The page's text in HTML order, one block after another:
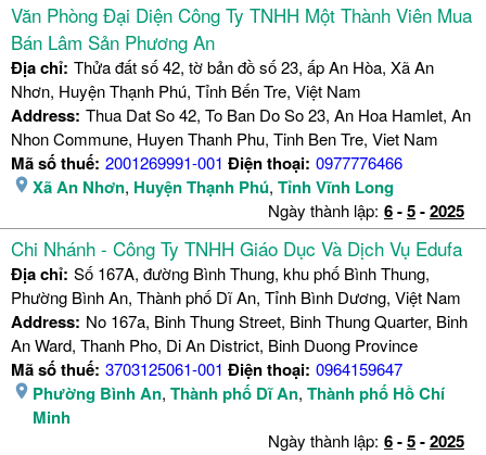
Văn Phòng Đại Diện Công Ty TNHH Một Thành Viên Mua
Bán Lâm Sản Phương An
Địa chỉ: Thửa đất số 42, tờ bản đồ số 23, ấp An Hòa, Xã An
Nhơn, Huyện Thạnh Phú, Tỉnh Bến Tre, Việt Nam
Address: Thua Dat So 42, To Ban Do So 23, An Hoa Hamlet, An
Nhon Commune, Huyen Thanh Phu, Tinh Ben Tre, Viet Nam
Mã số thuế: 2001269991-001 Điện thoại: 0977776466
Xã An Nhơn, Huyện Thạnh Phú, Tỉnh Vĩnh Long
Ngày thành lập: 6-5-2025
Chi Nhánh - Công Ty TNHH Giáo Dục Và Dịch Vụ Edufa
Địa chỉ: Số 167A, đường Bình Thung, khu phố Bình Thung,
Phường Bình An, Thành phố Dĩ An, Tỉnh Bình Dương, Việt Nam
Address: No 167a, Binh Thung Street, Binh Thung Quarter, Binh
An Ward, Thanh Pho, Di An District, Binh Duong Province
Mã số thuế: 3703125061-001 Điện thoại: 0964159647
Phường Bình An, Thành phố Dĩ An, Thành phố Hồ Chí
Minh
Ngày thành lập: 6-5-2025